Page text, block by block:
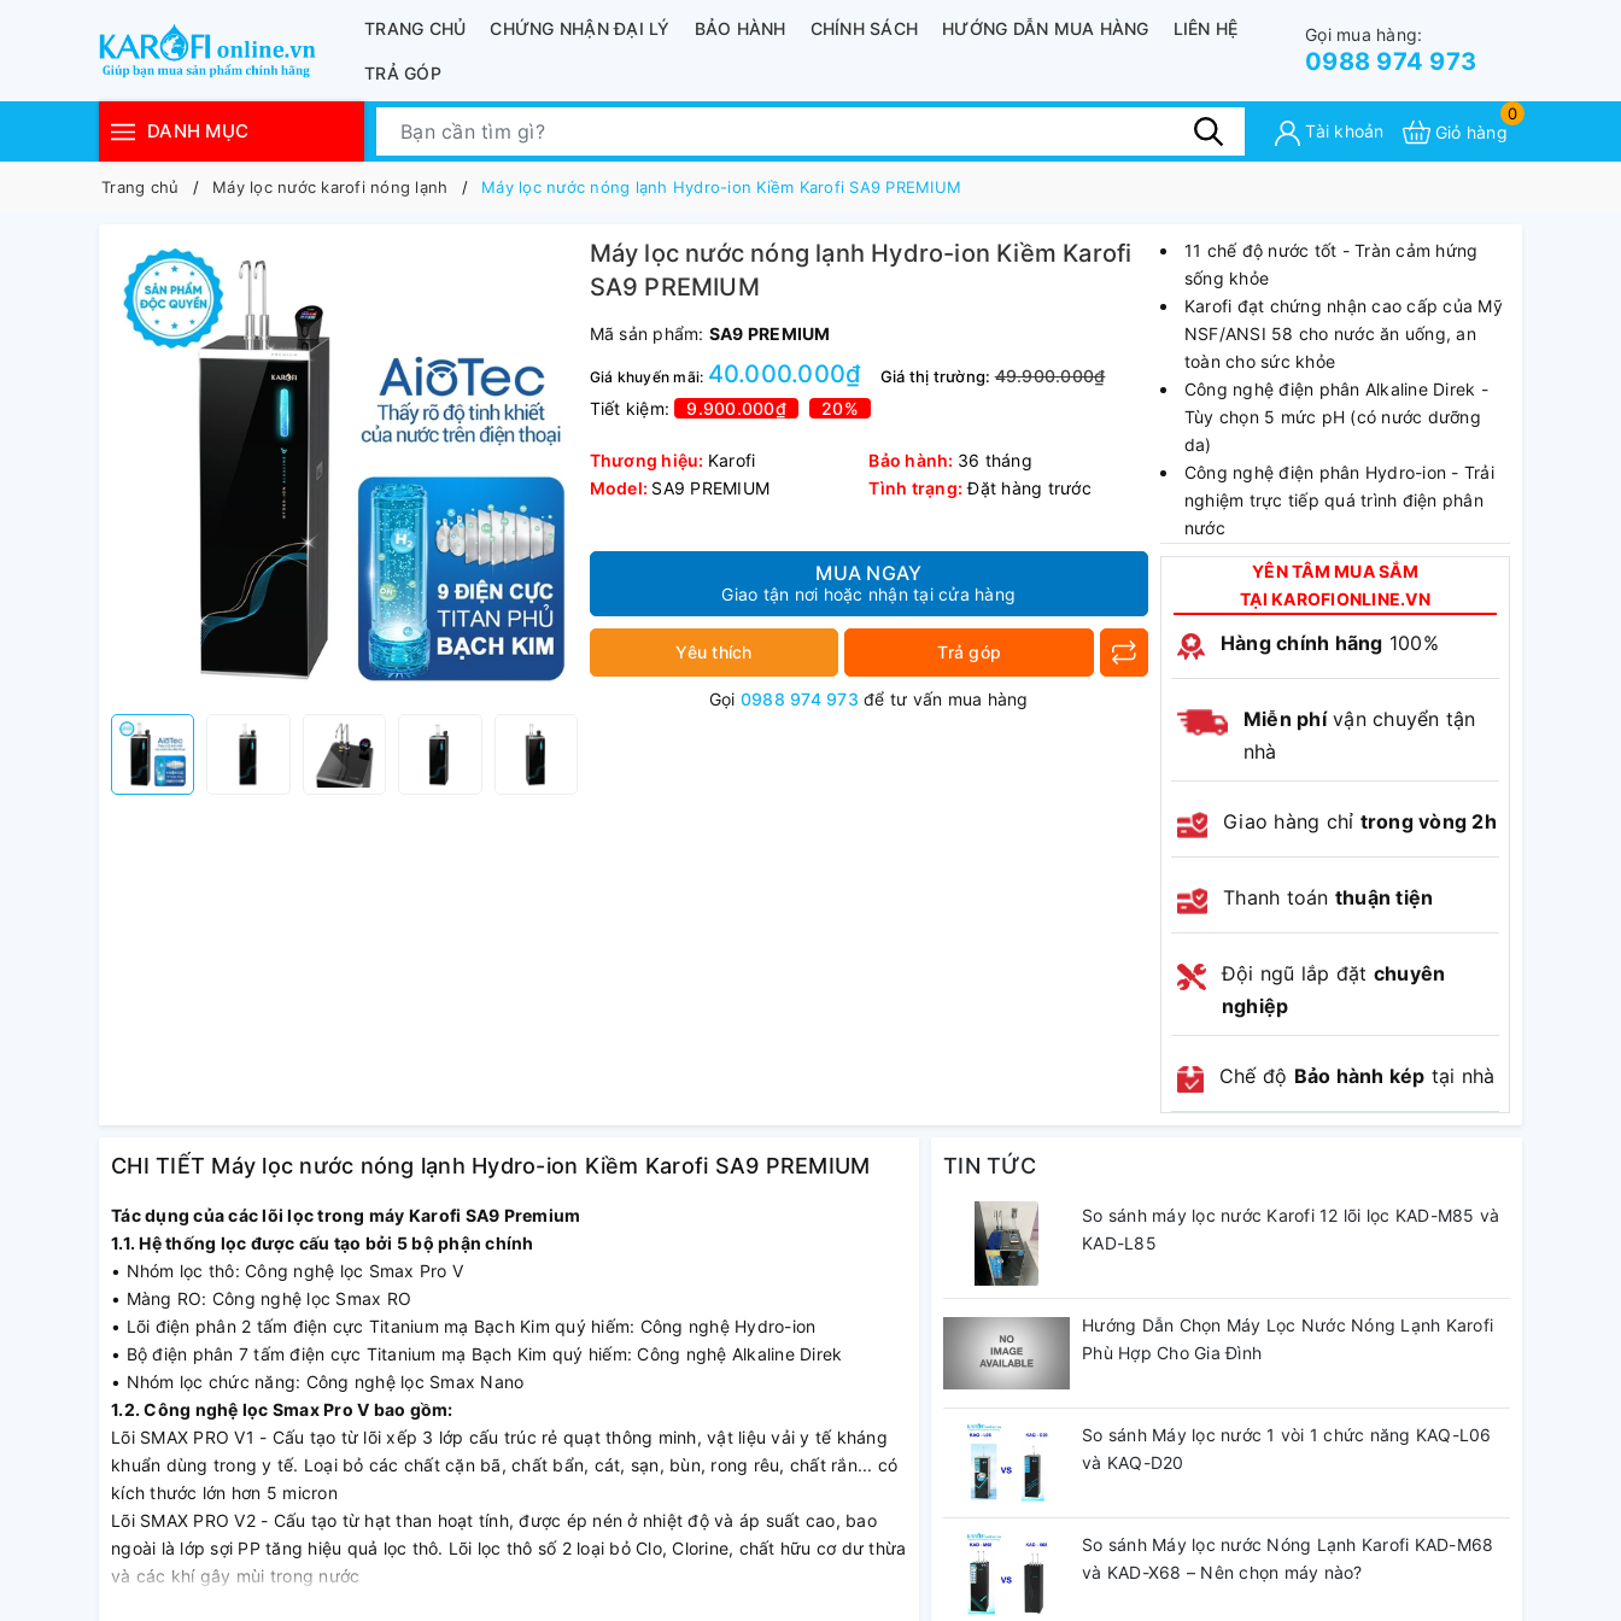
TRANG CHỦ CHỨNG NHẬN ĐẠI LÝ BẢO HÀNH CHÍNH SÁCH HƯỚNG DẪN MUA HÀNG LIÊN HỆ
TRẢ GÓP
Gọi mua hàng:
0988 974 973
DANH MỤC Tài khoản
0
Giỏ hàng
Trang chủ Máy lọc nước karofi nóng lạnh Máy lọc nước nóng lạnh Hydro-ion Kiềm Karofi SA9 PREMIUM
Máy lọc nước nóng lạnh Hydro-ion Kiềm Karofi
SA9 PREMIUM
Mã sản phẩm: SA9 PREMIUM
Giá khuyến mãi: 40.000.000₫ Giá thị trường:49.900.000₫
Tiết kiệm: 9.900.000₫ 20%
Thương hiệu: Karofi Bảo hành: 36 tháng
Model: SA9 PREMIUM Tình trạng: Đặt hàng trước
MUA NGAY
Giao tận nơi hoặc nhận tại cửa hàng
Yêu thích Trả góp
Gọi 0988 974 973 để tư vấn mua hàng
11 chế độ nước tốt - Tràn cảm hứng
sống khỏe
Karofi đạt chứng nhận cao cấp của Mỹ
NSF/ANSI 58 cho nước ăn uống, an
toàn cho sức khỏe
Công nghệ điện phân Alkaline Direk -
Tùy chọn 5 mức pH (có nước dưỡng
da)
Công nghệ điện phân Hydro-ion - Trải
nghiệm trực tiếp quá trình điện phân
nước
9 điện cực Titan phủ Bạch Kim tuổi thọ
lên đến 10 năm - bảo hành bảo dưỡng
miễn phí máy hàng năm trong vòng 5
năm, bảo hành điện cực 5 năm.
Vua lõi lọc - 12+1 lõi lọc công nghệ
Màng RO Purifim 100 GPD thay nhanh
sản xuất tại Mỹ
Hệ lõi lọc thô Smax Pro V: gấp 3 diện
Hệ lõi chức năng HP 6.2 với công nghệ
tích hợp 3 trong 1 bổ sung Hydrogen,
ion-kiềm và khoáng chất, bổ sung thêm
1 lõi T33 Nano Plus
1:2010/BYT
YÊN TÂM MUA SẮM
TẠI KAROFIONLINE.VN
Hàng chính hãng 100%
Miễn phívận chuyển tận
nhà
Giao hàng chỉ trong vòng 2h
Thanh toán thuận tiện
Đội ngũ lắp đặt chuyên
nghiệp
Chế độ Bảo hành kép tại nhà
CHI TIẾT Máy lọc nước nóng lạnh Hydro-ion Kiềm Karofi SA9 PREMIUM
Tác dụng của các lõi lọc trong máy Karofi SA9 Premium
1.1. Hệ thống lọc được cấu tạo bởi 5 bộ phận chính
• Nhóm lọc thô: Công nghệ lọc Smax Pro V
• Màng RO: Công nghệ lọc Smax RO
• Lõi điện phân 2 tấm điện cực Titanium mạ Bạch Kim quý hiếm: Công nghệ Hydro-ion
• Bộ điện phân 7 tấm điện cực Titanium mạ Bạch Kim quý hiếm: Công nghệ Alkaline Direk
• Nhóm lọc chức năng: Công nghệ lọc Smax Nano
1.2. Công nghệ lọc Smax Pro V bao gồm:
Lõi SMAX PRO V1 - Cấu tạo từ lõi xếp 3 lớp cấu trúc rẻ quạt thông minh, vật liệu vải y tế kháng
khuẩn dùng trong y tế. Loại bỏ các chất cặn bã, chất bẩn, cát, sạn, bùn, rong rêu, chất rắn... có
kích thước lớn hơn 5 micron
Lõi SMAX PRO V2 - Cấu tạo từ hạt than hoạt tính, được ép nén ở nhiệt độ và áp suất cao, bao
ngoài là lớp sợi PP tăng hiệu quả lọc thô. Lõi lọc thô số 2 loại bỏ Clo, Clorine, chất hữu cơ dư thừa
và các khí gây mùi trong nước
TIN TỨC
So sánh máy lọc nước Karofi 12 lõi lọc KAD-M85 và
KAD-L85
Hướng Dẫn Chọn Máy Lọc Nước Nóng Lạnh Karofi
Phù Hợp Cho Gia Đình
So sánh Máy lọc nước 1 vòi 1 chức năng KAQ-L06
và KAQ-D20
So sánh Máy lọc nước Nóng Lạnh Karofi KAD-M68
và KAD-X68 – Nên chọn máy nào?